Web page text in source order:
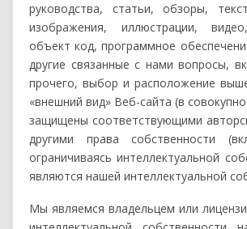
руководства, статьи, обзоры,
изображения, иллюстрации,
объект код, программное
другие связанные с нами вопросы,
прочего, выбор и расположение
«внешний вид» Веб-сайта (в
защищены соответствующими
другими права собственности
ограничиваясь интеллектуальной
являются нашей интеллектуальной
Мы являемся владельцем или